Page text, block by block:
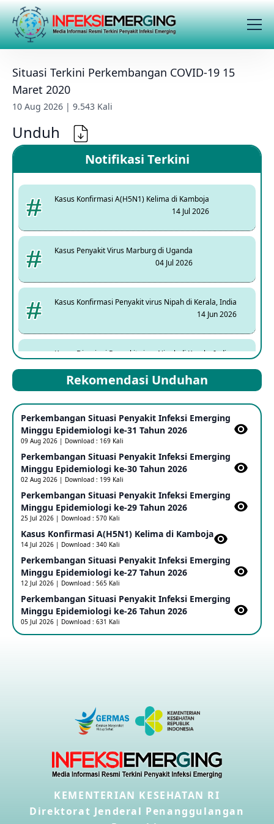
Situasi Terkini Perkembangan COVID-19 15
Maret 2020
10 Aug 2026 | 9.543 Kali
Unduh
Notifikasi Terkini
Kasus Konfirmasi A(H5N1) Kelima di Kamboja
14 Jul 2026
Kasus Penyakit Virus Marburg di Uganda
04 Jul 2026
Kasus Konfirmasi Penyakit virus Nipah di Kerala, India
14 Jun 2026
Kasus Dicurigai Penyakit virus Nipah di Kerala, India
Mpox Clade 1b di Taiwan
25 May 2026
Update Informasi PHEIC Penyakit Ebola
23 May 2026
Penetapan Outbreak Penyakit Ebola di RD Kongo dan
Uganda Sebagai PHEIC
17 May 2026
Outbreak Penyakti Ebola di RD Kongo
16 May 2026
Kasus Konfirmasi A(H5NN6) di Cina
Penyakit virus Hanta di Kapal Pesiar Keberangkatan
Argentina
Penyakit Meningokokus di Vietnam
28 Apr 2026
Rekomendasi Unduhan
Perkembangan Situasi Penyakit Infeksi Emerging
Minggu Epidemiologi ke-31 Tahun 2026
09 Aug 2026 | Download : 169 Kali
Perkembangan Situasi Penyakit Infeksi Emerging
Minggu Epidemiologi ke-30 Tahun 2026
02 Aug 2026 | Download : 199 Kali
Perkembangan Situasi Penyakit Infeksi Emerging
Minggu Epidemiologi ke-29 Tahun 2026
25 Jul 2026 | Download : 570 Kali
Kasus Konfirmasi A(H5N1) Kelima di Kamboja​
14 Jul 2026 | Download : 340 Kali
Perkembangan Situasi Penyakit Infeksi Emerging
Minggu Epidemiologi ke-27 Tahun 2026
12 Jul 2026 | Download : 565 Kali
Perkembangan Situasi Penyakit Infeksi Emerging
Minggu Epidemiologi ke-26 Tahun 2026
05 Jul 2026 | Download : 631 Kali
KEMENTERIAN KESEHATAN RI
Direktorat Jenderal Penanggulangan